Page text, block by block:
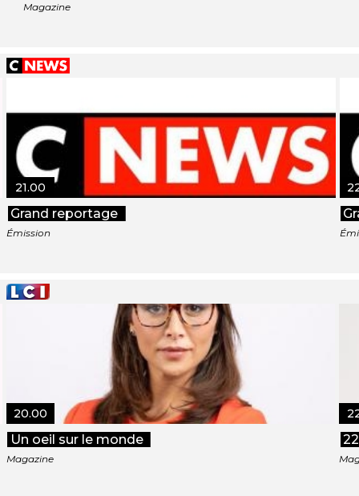
Magazine
21.00
Grand reportage
Émission
20.00
Un oeil sur le monde
Magazine